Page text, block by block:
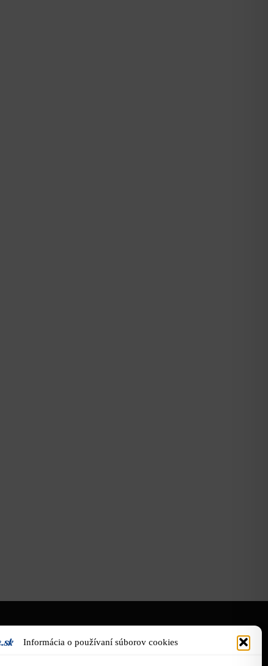
Informácia o používaní súborov cookies
O nás